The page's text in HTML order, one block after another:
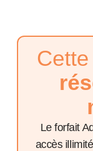
Le forfait
accès